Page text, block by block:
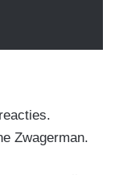
Zwagerman.